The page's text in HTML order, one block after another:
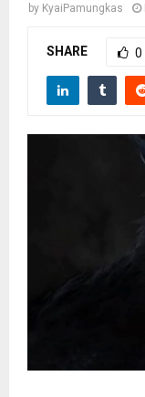
by KyaiPamungkas
SHARE 0